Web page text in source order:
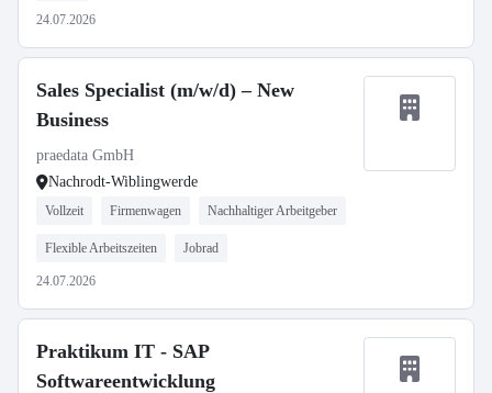
24.07.2026
Sales Specialist (m/w/d) – New
Business
praedata GmbH
Nachrodt-Wiblingwerde
Vollzeit Firmenwagen Nachhaltiger Arbeitgeber
Flexible Arbeitszeiten Jobrad
24.07.2026
Praktikum IT - SAP
Softwareentwicklung